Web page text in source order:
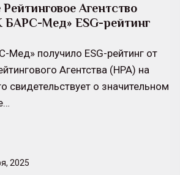
Агентство
БАРС-Мед» ESG-рейтинг
получило ESG-рейтинг от
Агентства (НРА) на
свидетельствует о значительном
2025